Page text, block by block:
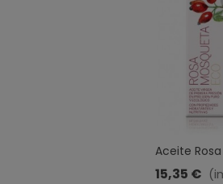
Aceite
· Natysal · 30
15,35 €